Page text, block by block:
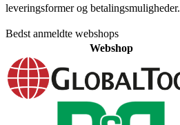
leveringsformer og betalingsmuligheder.
Bedst anmeldte webshops
Webshop